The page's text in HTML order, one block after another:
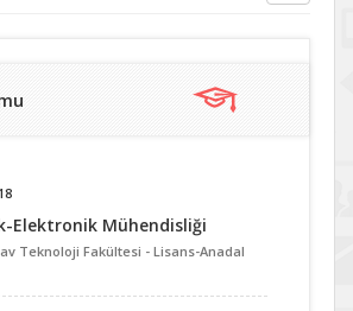
Elektronik Mühendisliği
Teknoloji Fakültesi - Lisans-Anadal